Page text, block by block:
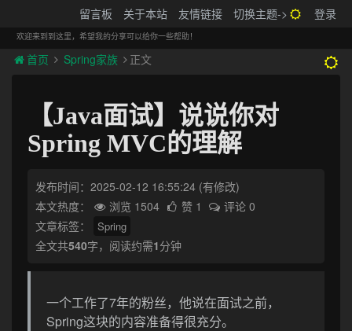
留言板 关于本站 友情链接 切换主题-> 登录
欢迎来到到这里，希望我的分享可以给你一些帮助！
首页 Spring家族 正文
【Java面试】说说你对
Spring MVC的理解
发布时间：2025-02-12 16:55:24 (有修改)
本文热度：
浏览 1504 赞 1
评论 0
文章标签：
Spring
全文共540字，阅读约需1分钟
一个工作了7年的粉丝，他说在面试之前，
Spring这块的内容准备得很充分。